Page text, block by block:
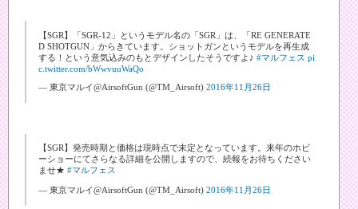
【SGR】「SGR-12」というモデル名の「SGR」は、「RE GENERATE
D SHOTGUN」からきています。ショットガンというモデルを再生成
する！という意気込みのもとデザインしたそうですよ♪ #マルフェス pi
c.twitter.com/bWwvuuWaQo
— 東京マルイ@AirsoftGun (@TM_Airsoft) 2016年11月26日
【SGR】発売時期と価格は現時点で未定となっています。来年のホビ
ーショーにてさらなる詳細を公開しますので、続報をお待ちください
ませ★ #マルフェス
— 東京マルイ@AirsoftGun (@TM_Airsoft) 2016年11月26日